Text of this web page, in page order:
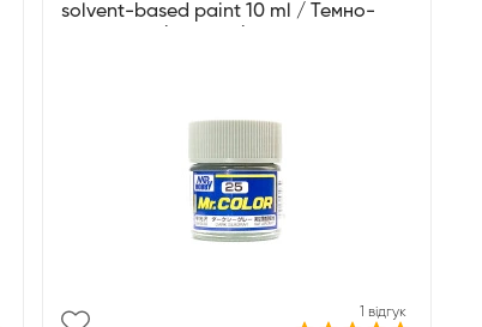
solvent-based paint 10 ml / Темно-
1 відгук